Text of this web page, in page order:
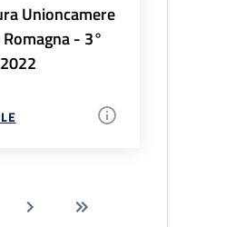
Unioncamere
- 3°